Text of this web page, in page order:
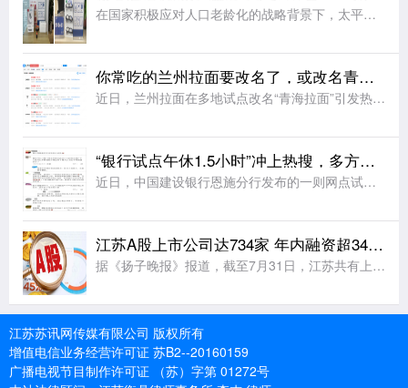
在国家积极应对人口老龄化的战略背景下，太平人寿江苏分公司始终秉持“金融为民”的服务理念，聚焦老年客户群体的实际需求，持续优化服务流程、升级服务设施、提升服务温度，切实将适老化工作落到实处，用实际行动诠
你常吃的兰州拉面要改名了，或改名青海拉面
近日，兰州拉面在多地试点改名“青海拉面”引发热议。据悉，改名背后藏着一场近40年的品牌错位。兰州本地并无 “兰州拉面” 叫法，正宗本土面食称作兰州牛肉面。上世纪80年代，青海化隆、尖扎群众外出谋生，借
“银行试点午休1.5小时”冲上热搜，多方发声
近日，中国建设银行恩施分行发布的一则网点试行午休的公告引发网友热议，公告显示，自2026年8月3日起，辖内所有网点试行工作日午休，上午9:00-12:30、下午14:00-17:00对外营业，12:3
江苏A股上市公司达734家 年内融资超347亿元
据《扬子晚报》报道，截至7月31日，江苏共有上市公司734家，其中上交所主板222家、科创板117家，深交所主板122家(含纯B股1家)、创业板206家，北交所67家。7月，江苏新增3家上市公司——托
江苏苏讯网传媒有限公司 版权所有
增值电信业务经营许可证 苏B2--20160159
广播电视节目制作许可证 （苏）字第 01272号